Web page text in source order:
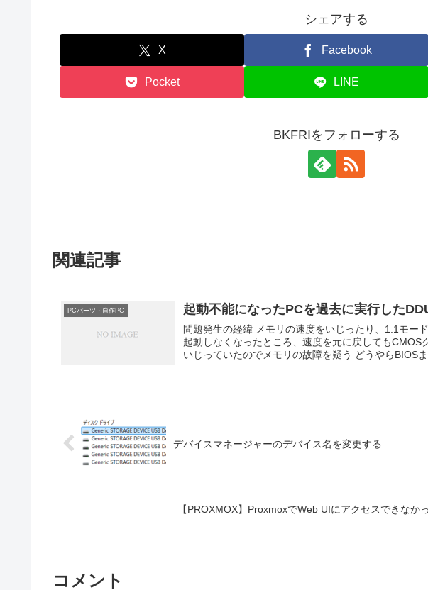
シェアする
X Facebook
Pocket LINE
BKFRIをフォローする
関連記事
PCパーツ・自作PC 起動不能になったPCを過去に実行した
問題発生の経緯 メモリの速度をいじったり、1:1モー
起動しなくなったところ、速度を元に戻してもCMOS
いじっていたのでメモリの故障を疑う どうやらBIOSま
デバイスマネージャーのデバイス名を変更する
【PROXMOX】ProxmoxでWeb UIにアクセスできなか
コメント